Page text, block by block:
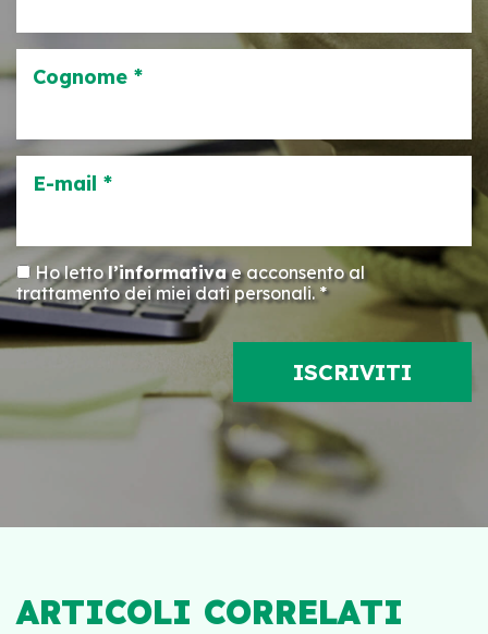
Cognome *
E-mail *
Ho lettol’informativae acconsento al
trattamento dei miei dati personali. *
ARTICOLI CORRELATI